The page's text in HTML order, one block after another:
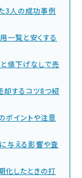
3人の成功事例
一覧と安くする
値下げなしで売
却するコツ8つ紹
ポイントや注意
与える影響や査
化したときの打